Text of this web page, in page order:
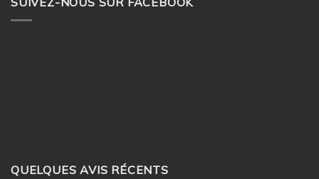
QUELQUES AVIS RÉCENTS